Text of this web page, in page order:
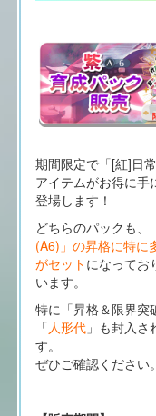
期間限定で「[紅]日
アイテムがお得に手
登場します！
どちらのパックも、
(A6)」の昇格に特に
がセット になってお
います。
特に「昇格＆限界突
「人形代」も封入さ
す。
ぜひご確認ください。